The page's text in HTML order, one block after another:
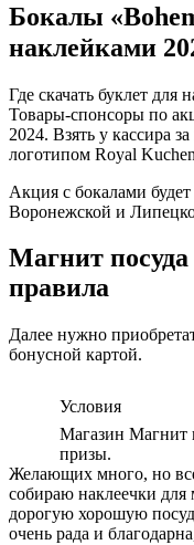
Бокалы
наклейками
Где скачать буклет
Товары-спонсоры по
2024. Взять у кассира
логотипом Royal
Акция с бокалами
Воронежской и
Магнит посуда
правила
Далее нужно
бонусной картой.
Условия
Магазин Магнит
призы.
Желающих много, но
собираю наклеечки
дорогую хорошую
очень рада и